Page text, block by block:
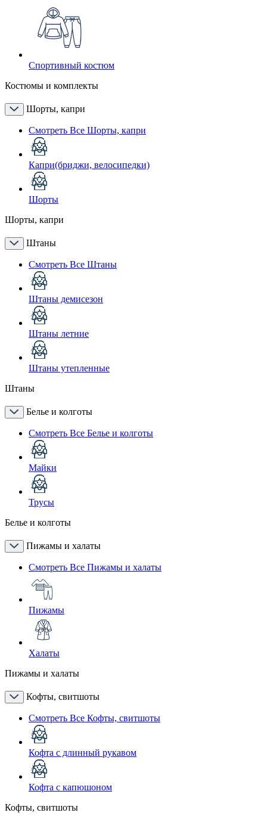
Спортивный костюм
Костюмы и комплекты
Шорты, капри
Смотреть Все Шорты, капри
Капри(бриджи, велосипедки)
Шорты
Шорты, капри
Штаны
Смотреть Все Штаны
Штаны демисезон
Штаны летние
Штаны утепленные
Штаны
Белье и колготы
Смотреть Все Белье и колготы
Майки
Трусы
Белье и колготы
Пижамы и халаты
Смотреть Все Пижамы и халаты
Пижамы
Халаты
Пижамы и халаты
Кофты, свитшоты
Смотреть Все Кофты, свитшоты
Кофта с длинный рукавом
Кофта с капюшоном
Кофты, свитшоты